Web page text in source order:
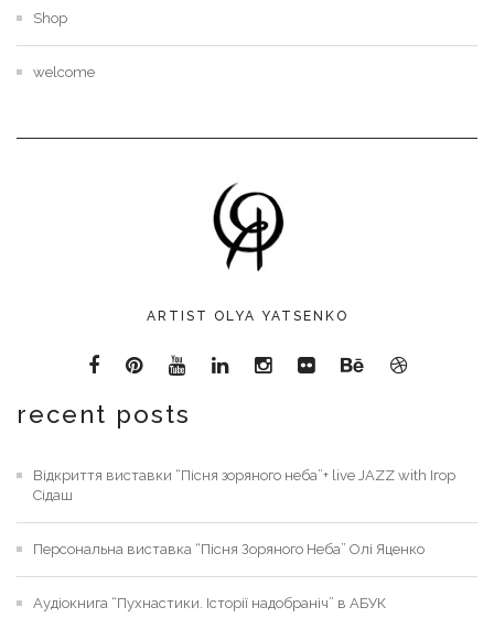
Shop
welcome
ARTIST OLYA YATSENKO
recent posts
Відкриття виставки “Пісня зоряного неба”+ live JAZZ with Ігор
Сідаш
Персональна виставка “Пісня Зоряного Неба” Олі Яценко
Аудіокнига “Пухнастики. Історії надобраніч” в АБУК